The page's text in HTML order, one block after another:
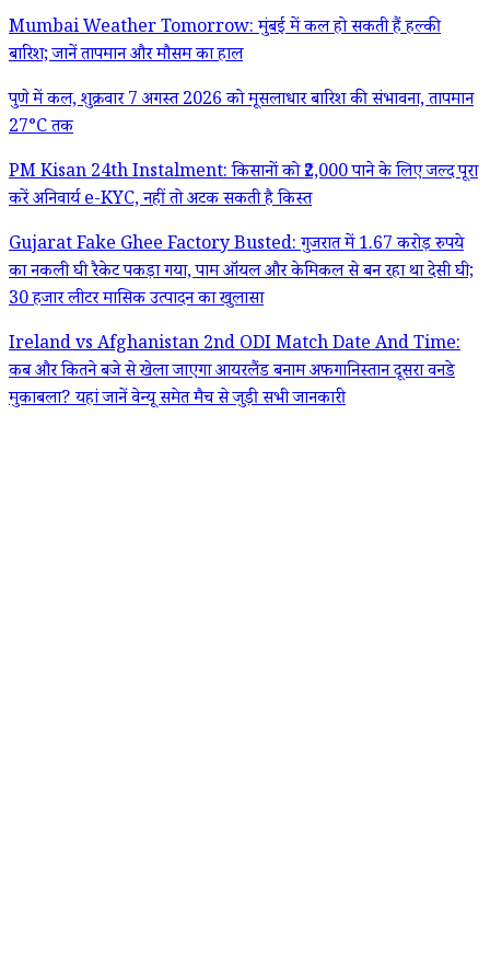
Mumbai Weather Tomorrow: मुंबई में कल हो सकती हैं हल्की
बारिश; जानें तापमान और मौसम का हाल
पुणे में कल, शुक्रवार 7 अगस्त 2026 को मूसलाधार बारिश की संभावना, तापमान
27°C तक
PM Kisan 24th Instalment: किसानों को ₹2,000 पाने के लिए जल्द पूरा
करें अनिवार्य e-KYC, नहीं तो अटक सकती है किस्त
Gujarat Fake Ghee Factory Busted: गुजरात में 1.67 करोड़ रुपये
का नकली घी रैकेट पकड़ा गया, पाम ऑयल और केमिकल से बन रहा था देसी घी;
30 हजार लीटर मासिक उत्पादन का खुलासा
Ireland vs Afghanistan 2nd ODI Match Date And Time:
कब और कितने बजे से खेला जाएगा आयरलैंड बनाम अफगानिस्तान दूसरा वनडे
मुकाबला? यहां जानें वेन्यू समेत मैच से जुड़ी सभी जानकारी